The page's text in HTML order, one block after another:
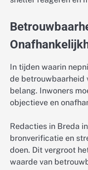
In tijden waarin
de betrouwbaarheid
belang. Inwoners
objectieve en
Redacties in Breda
bronverificatie en
doen. Dit vergroot
waarde van